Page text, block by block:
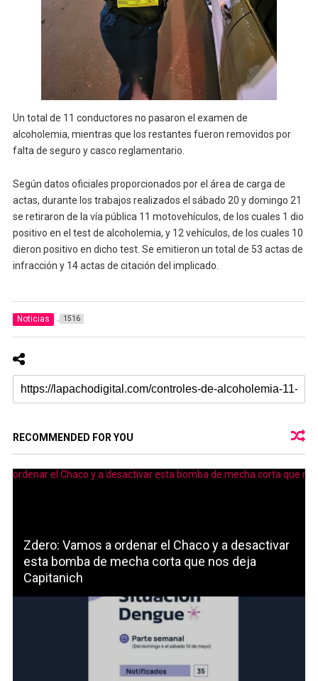
Un total de 11 conductores no pasaron el examen de
alcoholemia, mientras que los restantes fueron removidos por
falta de seguro y casco reglamentario.
Según datos oficiales proporcionados por el área de carga de
actas, durante los trabajos realizados el sábado 20 y domingo 21
se retiraron de la vía pública 11 motovehículos, de los cuales 1 dio
positivo en el test de alcoholemia, y 12 vehículos, de los cuales 10
dieron positivo en dicho test. Se emitieron un total de 53 actas de
infracción y 14 actas de citación del implicado.
Noticias 1516
RECOMMENDED FOR YOU
Zdero: Vamos a ordenar el Chaco y a desactivar
esta bomba de mecha corta que nos deja
Capitanich